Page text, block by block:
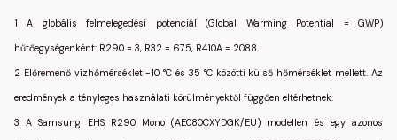
1 A globális felmelegedési potenciál (Global Warming Potential = GWP)
hűtőegységenként: R290 = 3, R32 = 675, R410A = 2088.
2 Előremenő vízhőmérséklet -10 °C és 35 °C közötti külső hőmérséklet mellett. Az
eredmények a tényleges használati körülményektől függően eltérhetnek.
3 A Samsung EHS R290 Mono (AE080CXYDGK/EU) modellen és egy azonos